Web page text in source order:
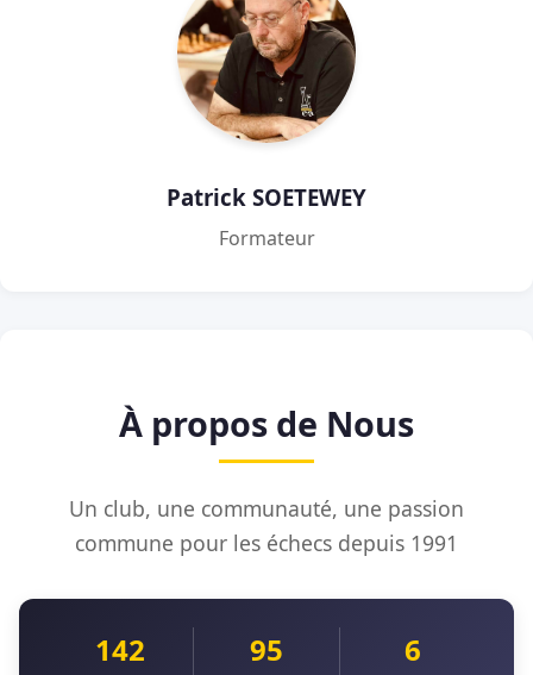
Patrick SOETEWEY
Formateur
À propos de Nous
Un club, une communauté, une passion
commune pour les échecs depuis 1991
142 95 6